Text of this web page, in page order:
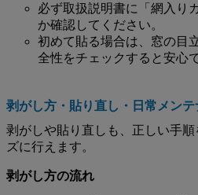
必ず取扱説明書に「網入り
か確認してください。
初めて貼る場合は、窓の目
全性をチェックすると安心で
剥がし方・貼り直し・日常メン
剥がしや貼り直しも、正しい手
ズに行えます。
剥がし方の流れ